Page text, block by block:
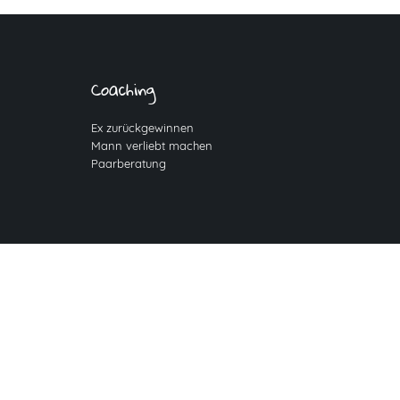
Coaching
Ex zurückgewinnen
Mann verliebt machen
Paarberatung